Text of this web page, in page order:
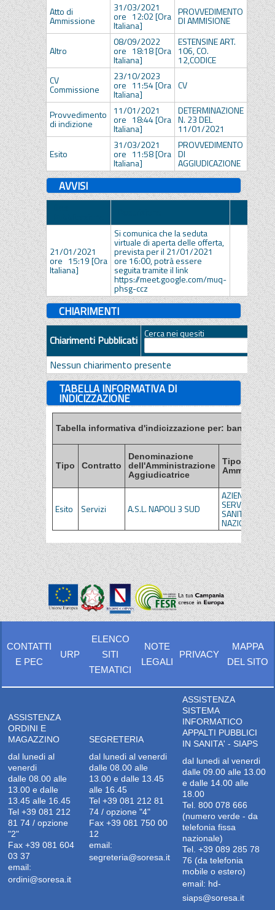
Atto di
Ammissione
31/03/2021
ore 12:02 [Ora
Italiana]
PROVVEDIMENTO
DI AMMISIONE
Altro
08/09/2022
ore 18:18 [Ora
Italiana]
ESTENSINE ART.
106, CO.
12,CODICE
CV
Commissione
23/10/2023
ore 11:54 [Ora
Italiana]
CV
Provvedimento
di indizione
11/01/2021
ore 18:44 [Ora
Italiana]
DETERMINAZIONE
N. 23 DEL
11/01/2021
Esito
31/03/2021
ore 11:58 [Ora
Italiana]
PROVVEDIMENTO
DI
AGGIUDICAZIONE
AVVISI
Allegato
21/01/2021
ore 15:19 [Ora
Italiana]
Si comunica che la seduta
virtuale di aperta delle offerta,
prevista per il 21/01/2021
ore 16:00, potrà essere
seguita tramite il link
https://meet.google.com/muq-
phsg-ccz
CHIARIMENTI
Chiarimenti Pubblicati Cerca nei quesiti
Nessun chiarimento presente
TABELLA INFORMATIVA DI
INDICIZZAZIONE
Tabella informativa d'indicizzazione per: bandi,
Tipo Contratto
Denominazione
dell'Amministrazione
Aggiudicatrice
Tipo di
Esito Servizi A.S.L. NAPOLI 3 SUD
AZIENDE DEL
SERVIZIO
SANITARIO
NAZIONALE
CONTATTI
E PEC
URP
ELENCO
SITI
TEMATICI
NOTE
LEGALI
PRIVACY
MAPPA
DEL SITO
ASSISTENZA
ORDINI E
MAGAZZINO
dal lunedi al
venerdi
dalle 08.00 alle
13.00 e dalle
13.45 alle 16.45
Tel +39 081 212
81 74 / opzione
"2"
Fax +39 081 604
03 37
email:
ordini@soresa.it
SEGRETERIA
dal lunedi al venerdi
dalle 08.00 alle
13.00 e dalle 13.45
alle 16.45
Tel +39 081 212 81
74 / opzione "4"
Fax +39 081 750 00
12
email:
segreteria@soresa.it
ASSISTENZA
SISTEMA
INFORMATICO
APPALTI PUBBLICI
IN SANITA' - SIAPS
dal lunedi al venerdi
dalle 09.00 alle 13.00
e dalle 14.00 alle
18.00
Tel. 800 078 666
(numero verde - da
telefonia fissa
nazionale)
Tel. +39 089 285 78
76 (da telefonia
mobile o estero)
email: hd-
siaps@soresa.it